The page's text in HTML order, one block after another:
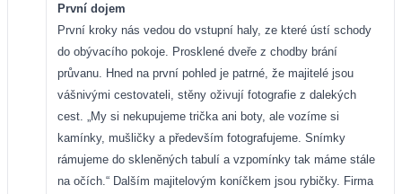
První dojem
První kroky nás vedou do vstupní haly, ze které ústí schody
do obývacího pokoje. Prosklené dveře z chodby brání
průvanu. Hned na první pohled je patrné, že majitelé jsou
vášnivými cestovateli, stěny oživují fotografie z dalekých
cest. „My si nekupujeme trička ani boty, ale vozíme si
kamínky, mušličky a především fotografujeme. Snímky
rámujeme do skleněných tabulí a vzpomínky tak máme stále
na očích.“ Dalším majitelovým koníčkem jsou rybičky. Firma